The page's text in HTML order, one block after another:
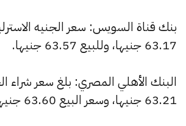
بنك قناة السويس: سعر الجنيه
63.17 جنيها، وللبيع 63.57 جنيها.
البنك الأهلي المصري: بلغ سعر شراء
63.21 جنيها، وسعر البيع 63.60 جنيها.